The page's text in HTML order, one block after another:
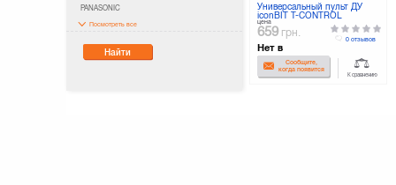
PANASONIC
Посмотреть все
Найти
Универсальный пульт ДУ
iconBIT Т-CONTROL
цена
659 грн.
Нет в
наличииСообщите,
когда появится
0 отзывов
К сравнению